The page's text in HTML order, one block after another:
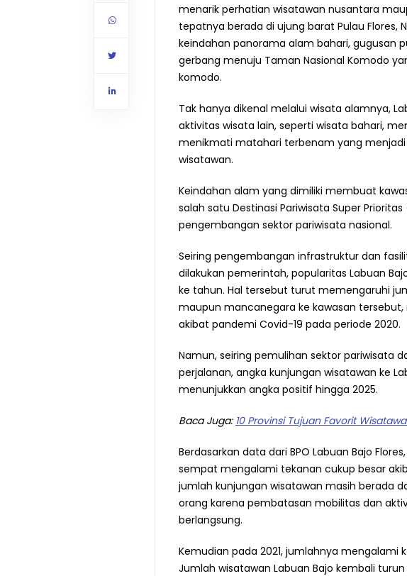
menarik perhatian wisatawan nusantara
tepatnya berada di ujung barat Pulau Flores,
keindahan panorama alam bahari, gugusan
gerbang menuju Taman Nasional Komodo
komodo.
Tak hanya dikenal melalui wisata alamnya,
aktivitas wisata lain, seperti wisata bahari,
menikmati matahari terbenam yang
wisatawan.
Keindahan alam yang dimiliki membuat
salah satu Destinasi Pariwisata Super
pengembangan sektor pariwisata nasional.
Seiring pengembangan infrastruktur dan
dilakukan pemerintah, popularitas Labuan
ke tahun. Hal tersebut turut memengaruhi
maupun mancanegara ke kawasan
akibat pandemi Covid-19 pada periode 2020.
Namun, seiring pemulihan sektor pariwisata
perjalanan, angka kunjungan wisatawan ke
menunjukkan angka positif hingga 2025.
Baca Juga: 10 Provinsi Tujuan Favorit
Berdasarkan data dari BPO Labuan Bajo
sempat mengalami tekanan cukup besar
jumlah kunjungan wisatawan masih berada
orang karena pembatasan mobilitas dan
berlangsung.
Kemudian pada 2021, jumlahnya mengalami
Jumlah wisatawan Labuan Bajo kembali turun